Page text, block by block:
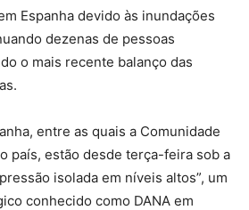
Espanha devido às inundações
dezenas de pessoas
o mais recente balanço das
entre as quais a Comunidade
país, estão desde terça-feira sob a
isolada em níveis altos”, um
conhecido como DANA em